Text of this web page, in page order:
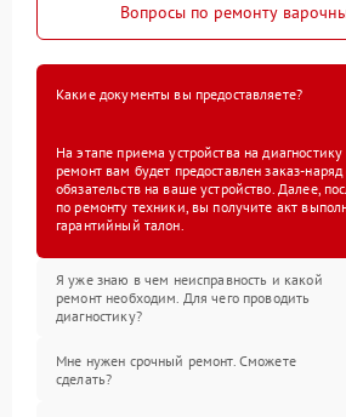
Вопросы по ремонту
Какие документы вы предоставляете?
На этапе приема устройства на
ремонт вам будет предоставлен заказ-
обязательств на ваше устройство. Далее,
по ремонту техники, вы получите акт
гарантийный талон.
Я уже знаю в чем неисправность и какой
ремонт необходим. Для чего проводить
диагностику?
Мне нужен срочный ремонт. Сможете
сделать?